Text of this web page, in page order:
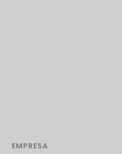
EMPRESA